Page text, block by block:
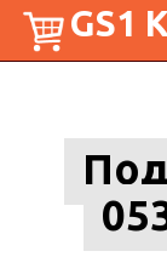
GS1